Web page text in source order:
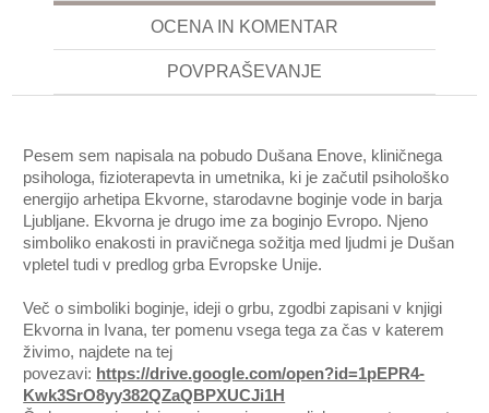
OCENA IN KOMENTAR
POVPRAŠEVANJE
Pesem sem napisala na pobudo Dušana Enove, kliničnega
psihologa, fizioterapevta in umetnika, ki je začutil psihološko
energijo arhetipa Ekvorne, starodavne boginje vode in barja
Ljubljane. Ekvorna je drugo ime za boginjo Evropo. Njeno
simboliko enakosti in pravičnega sožitja med ljudmi je Dušan
vpletel tudi v predlog grba Evropske Unije.
Več o simboliki boginje, ideji o grbu, zgodbi zapisani v knjigi
Ekvorna in Ivana, ter pomenu vsega tega za čas v katerem
živimo, najdete na tej
povezavi: https://drive.google.com/open?id=1pEPR4-
Kwk3SrO8yy382QZaQBPXUCJi1H